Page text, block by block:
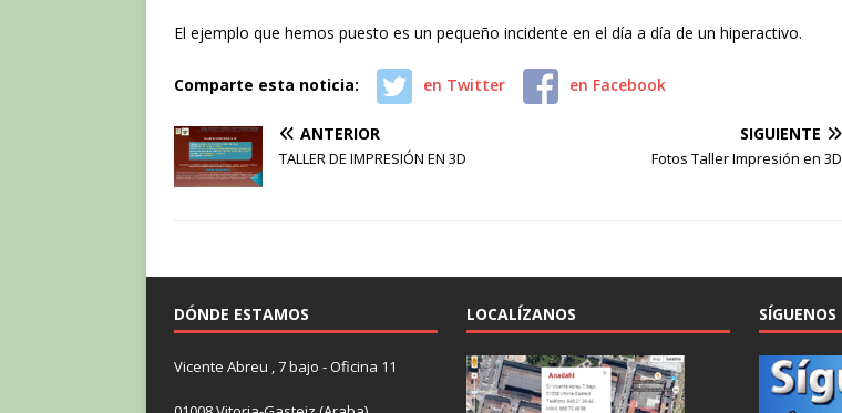
El ejemplo que hemos puesto es un pequeño incidente en el día a día de un hiperactivo.
Comparte esta noticia: en Twitter en Facebook
ANTERIOR
TALLER DE IMPRESIÓN EN 3D
SIGUIENTE
Fotos Taller Impresión en 3D
DÓNDE ESTAMOS
Vicente Abreu , 7 bajo - Oficina 11
LOCALÍZANOS SÍGUENOS